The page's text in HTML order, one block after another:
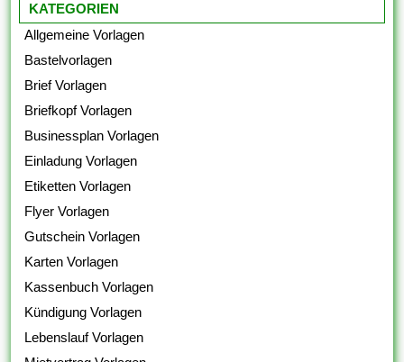
KATEGORIEN
Allgemeine Vorlagen
Bastelvorlagen
Brief Vorlagen
Briefkopf Vorlagen
Businessplan Vorlagen
Einladung Vorlagen
Etiketten Vorlagen
Flyer Vorlagen
Gutschein Vorlagen
Karten Vorlagen
Kassenbuch Vorlagen
Kündigung Vorlagen
Lebenslauf Vorlagen